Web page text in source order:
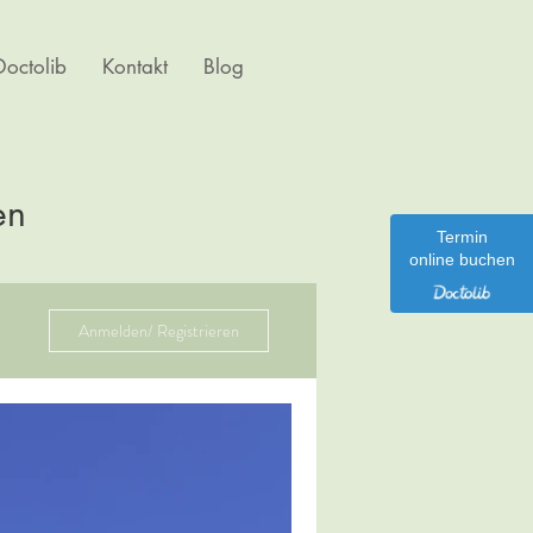
Termin
online buchen
Kontakt Blog
Anmelden/ Registrieren